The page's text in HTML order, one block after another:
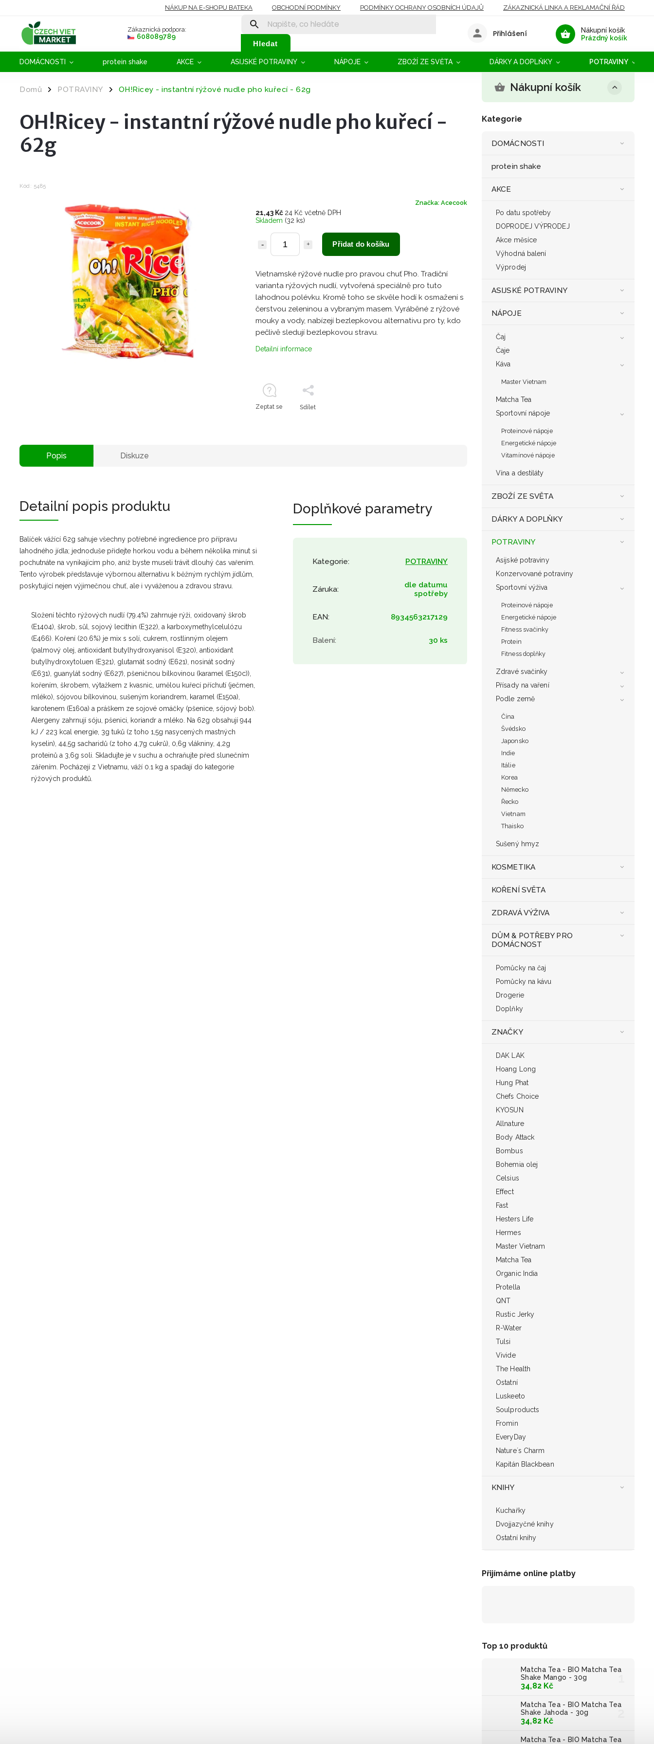
NÁKUP NA E-SHOPU BATEKA OBCHODNÍ PODMÍNKY PODMÍNKY OCHRANY OSOBNÍCH ÚDAJŮ ZÁKAZNICKÁ LINKA A REKLAMAČNÍ ŘÁD
Zákaznická podpora:
608089789
Hledat
Nákupní košík
Prázdný košík
Přihlášení
DOMÁCNOSTI protein shake AKCE ASIJSKÉ POTRAVINY NÁPOJE ZBOŽÍ ZE SVĚTA DÁRKY A DOPLŇKY POTRAVINY
Domů / POTRAVINY / OH!Ricey - instantní rýžové nudle pho kuřecí - 62g Nákupní košík
Kategorie
DOMÁCNOSTI
protein shake
AKCE
Po datu spotřeby
DOPRODEJ VÝPRODEJ
Akce měsíce
Výhodná balení
Výprodej
ASIJSKÉ POTRAVINY
NÁPOJE
Čaj
Čaje
Káva
Master Vietnam
Matcha Tea
Sportovní nápoje
Proteinové nápoje
Energetické nápoje
Vitamínové nápoje
Vína a destiláty
ZBOŽÍ ZE SVĚTA
DÁRKY A DOPLŇKY
POTRAVINY
Asijské potraviny
Konzervované potraviny
Sportovní výživa
Proteinové nápoje
Energetické nápoje
Fitness svačinky
Protein
Fitness doplňky
Zdravé svačinky
Přísady na vaření
Podle země
Čína
Švédsko
Japonsko
Indie
Itálie
Korea
Německo
Řecko
Vietnam
Thaisko
Sušený hmyz
KOSMETIKA
KOŘENÍ SVĚTA
ZDRAVÁ VÝŽIVA
DŮM & POTŘEBY PRO
DOMÁCNOST
Pomůcky na čaj
Pomůcky na kávu
Drogerie
Doplňky
ZNAČKY
DAK LAK
Hoang Long
Hung Phat
Chefs Choice
KYOSUN
Allnature
Body Attack
Bombus
Bohemia olej
Celsius
Effect
Fast
Hesters Life
Hermes
Master Vietnam
Matcha Tea
Organic India
Protella
QNT
Rustic Jerky
R-Water
Tulsi
Vivide
The Health
Ostatní
Luskeeto
Soulproducts
Fromin
EveryDay
Nature´s Charm
Kapitán Blackbean
KNIHY
Kuchařky
Dvojjazyčné knihy
Ostatní knihy
Přijímáme online platby
Top 10 produktů
Matcha Tea - BIO Matcha Tea
Shake Mango - 30g
34,82 Kč
Matcha Tea - BIO Matcha Tea
Shake Jahoda - 30g
34,82 Kč
Matcha Tea - BIO Matcha Tea
OH!Ricey - instantní rýžové nudle pho kuřecí -
62g
Kód: 5485
Značka: Acecook
21,43 Kč 24 Kč včetně DPH
Skladem (32 ks)
Přidat do košíku
Vietnamské rýžové nudle pro pravou chuť Pho. Tradiční
varianta rýžových nudlí, vytvořená speciálně pro tuto
lahodnou polévku. Kromě toho se skvěle hodí k osmažení s
čerstvou zeleninou a vybraným masem. Vyráběné z rýžové
mouky a vody, nabízejí bezlepkovou alternativu pro ty, kdo
pečlivě sledují bezlepkovou stravu.
Detailní informace
Zeptat se Sdílet
Popis Diskuze
Detailní popis produktu
Balíček vážící 62g sahuje všechny potřebné ingredience pro přípravu
lahodného jídla; jednoduše přidejte horkou vodu a během několika minut si
pochutnáte na vynikajícím pho, aniž byste museli trávit dlouhý čas vařením.
Tento výrobek představuje výbornou alternativu k běžným rychlým jídlům,
poskytující nejen výjimečnou chuť, ale i vyváženou a zdravou stravu.
Složení těchto rýžových nudlí (79.4%) zahrnuje rýži, oxidovaný škrob
(E1404), škrob, sůl, sojový lecithin (E322), a karboxymethylcelulózu
(E466). Koření (20.6%) je mix s solí, cukrem, rostlinným olejem
(palmový olej, antioxidant butylhydroxyanisol (E320), antioxidant
butylhydroxytoluen (E321), glutamát sodný (E621), nosinát sodný
(E631), guanylát sodný (E627), pšeničnou bílkovinou (karamel (E150c)),
kořením, škrobem, výtažkem z kvasnic, umělou kuřecí příchutí (ječmen,
mléko), sójovou bílkovinou, sušeným koriandrem, karamel (E150a),
karotenem (E160a) a práškem ze sojové omáčky (pšenice, sójový bob).
Alergeny zahrnují sóju, pšenici, koriandr a mléko. Na 62g obsahují 944
kJ / 223 kcal energie, 3g tuků (z toho 1,5g nasycených mastných
kyselin), 44,5g sacharidů (z toho 4,7g cukrů), 0,6g vlákniny, 4,2g
proteinů a 3,6g soli. Skladujte je v suchu a ochraňujte před slunečním
zářením. Pocházejí z Vietnamu, váží 0.1 kg a spadají do kategorie
rýžových produktů.
Doplňkové parametry
Kategorie: POTRAVINY
Záruka:
dle datumu
spotřeby
EAN: 8934563217129
Balení: 30 ks